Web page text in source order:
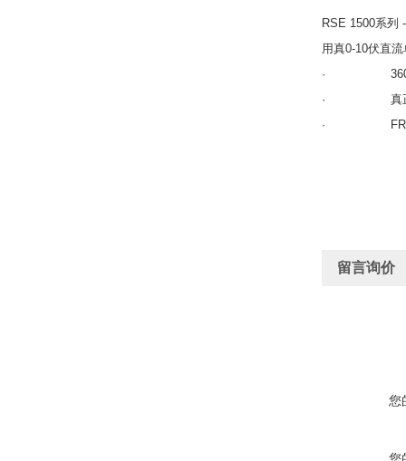
RSE 1500系列
用真0-10伏直
· 360°旋
· 真正的0-
· FRO的
留言询价
您